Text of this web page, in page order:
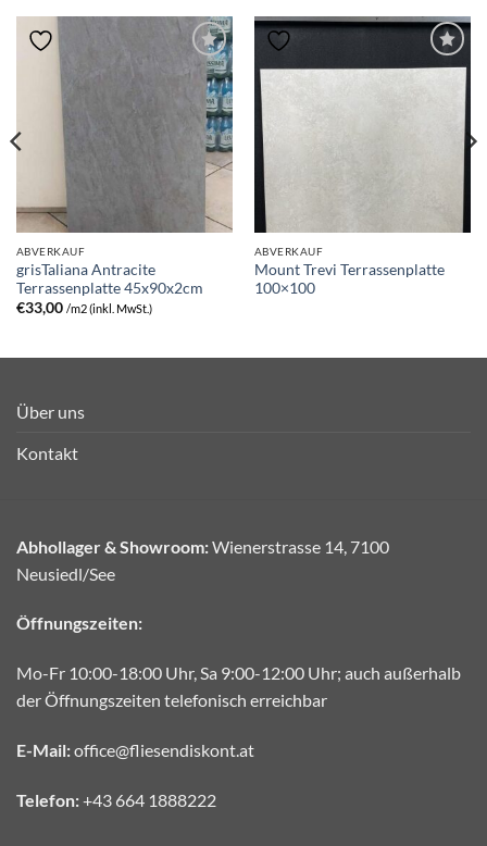
ABVERKAUF
grisTaliana Antracite
Terrassenplatte 45x90x2cm
€33,00 /m2 (inkl. MwSt.)
ABVERKAUF
Mount Trevi Terrassenplatte
100×100
Über uns
Kontakt
Abhollager & Showroom:Wienerstrasse 14, 7100
Neusiedl/See
Öffnungszeiten:
Mo-Fr 10:00-18:00 Uhr, Sa 9:00-12:00 Uhr; auch außerhalb
der Öffnungszeiten telefonisch erreichbar
E-Mail:office@fliesendiskont.at
Telefon:+43 664 1888222